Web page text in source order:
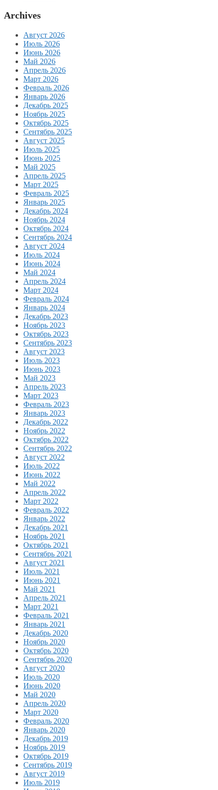
Archives
Август 2026
Июль 2026
Июнь 2026
Май 2026
Апрель 2026
Март 2026
Февраль 2026
Январь 2026
Декабрь 2025
Ноябрь 2025
Октябрь 2025
Сентябрь 2025
Август 2025
Июль 2025
Июнь 2025
Май 2025
Апрель 2025
Март 2025
Февраль 2025
Январь 2025
Декабрь 2024
Ноябрь 2024
Октябрь 2024
Сентябрь 2024
Август 2024
Июль 2024
Июнь 2024
Май 2024
Апрель 2024
Март 2024
Февраль 2024
Январь 2024
Декабрь 2023
Ноябрь 2023
Октябрь 2023
Сентябрь 2023
Август 2023
Июль 2023
Июнь 2023
Май 2023
Апрель 2023
Март 2023
Февраль 2023
Январь 2023
Декабрь 2022
Ноябрь 2022
Октябрь 2022
Сентябрь 2022
Август 2022
Июль 2022
Июнь 2022
Май 2022
Апрель 2022
Март 2022
Февраль 2022
Январь 2022
Декабрь 2021
Ноябрь 2021
Октябрь 2021
Сентябрь 2021
Август 2021
Июль 2021
Июнь 2021
Май 2021
Апрель 2021
Март 2021
Февраль 2021
Январь 2021
Декабрь 2020
Ноябрь 2020
Октябрь 2020
Сентябрь 2020
Август 2020
Июль 2020
Июнь 2020
Май 2020
Апрель 2020
Март 2020
Февраль 2020
Январь 2020
Декабрь 2019
Ноябрь 2019
Октябрь 2019
Сентябрь 2019
Август 2019
Июль 2019